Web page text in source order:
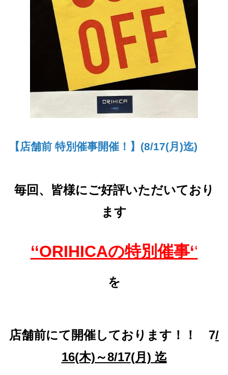
【店舗前 特別催事開催！】(8/17(月)迄)
毎回、皆様にご好評いただいており
ます
‘‘ORIHICAの特別催事‘‘
を
店舗前にて 開催しております！！ 7/
16(木)～8/17(月) 迄